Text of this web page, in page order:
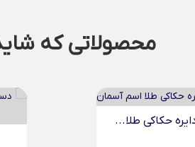
محصولاتی که